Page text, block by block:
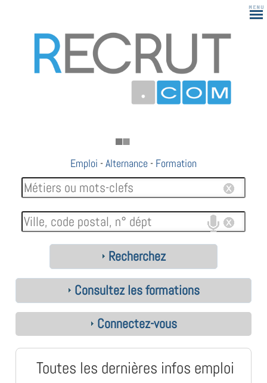
Emploi -Alternance - Formation
Recherchez
Consultez les formations
Connectez-vous
Toutes les dernières infos emploi